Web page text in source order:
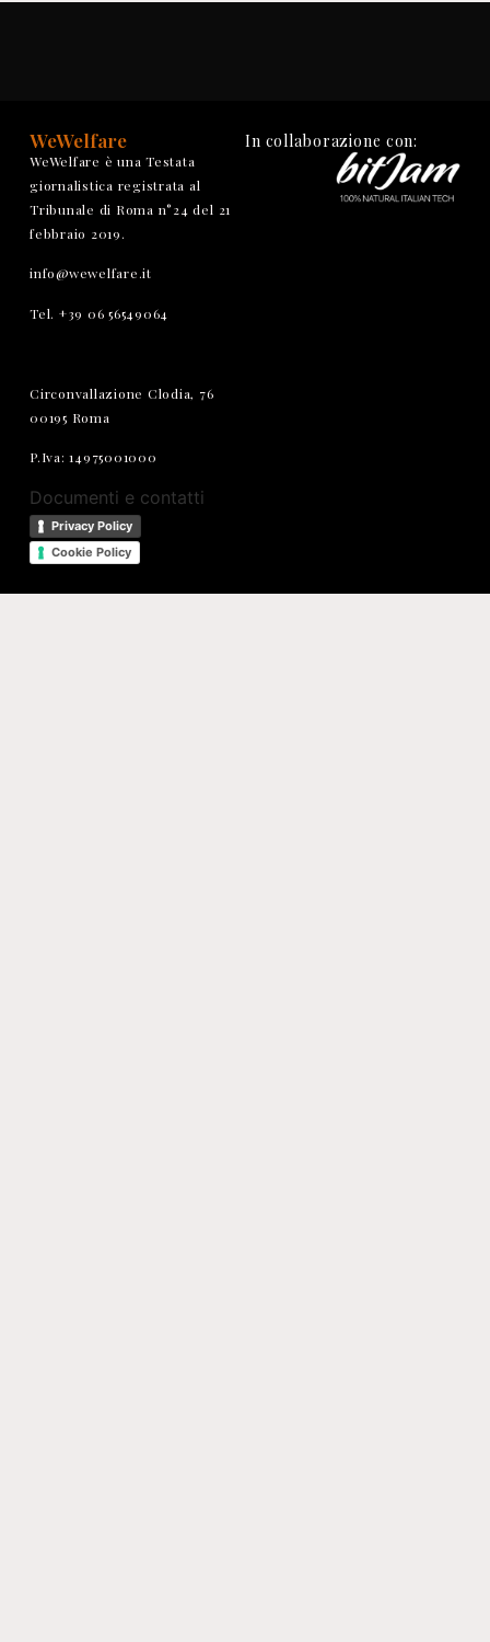
WeWelfare
WeWelfare è una Testata
giornalistica registrata al
Tribunale di Roma n°24 del 21
febbraio 2019.
info@wewelfare.it
Tel. +39 06 56549064
Circonvallazione Clodia, 76
00195 Roma
P.Iva: 14975001000
Documenti e contatti
Privacy Policy
Cookie Policy
In collaborazione con: